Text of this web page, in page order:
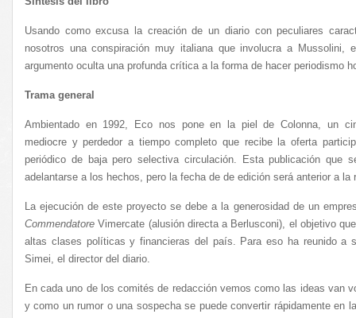
Usando como excusa la creación de un diario con peculiares
nosotros una conspiración muy italiana que involucra a
argumento oculta una profunda crítica a la forma de hacer periodismo
Trama general
Ambientado en 1992, Eco nos pone en la piel de Colonna, un
mediocre y perdedor a tiempo completo que recibe la oferta
periódico de baja pero selectiva circulación. Esta publicación que
adelantarse a los hechos, pero la fecha de de edición será anterior a la
La ejecución de este proyecto se debe a la generosidad de un
Commendatore Vimercate (alusión directa a Berlusconi), el objetivo
altas clases políticas y financieras del país. Para eso ha reunido a
Simei, el director del diario.
En cada uno de los comités de redacción vemos como las ideas van
y como un rumor o una sospecha se puede convertir rápidamente en